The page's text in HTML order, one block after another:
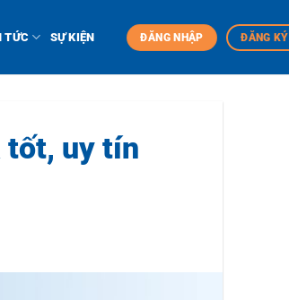
TỨC SỰ KIỆN ĐĂNG NHẬP ĐĂNG KÝ
tốt, uy tín